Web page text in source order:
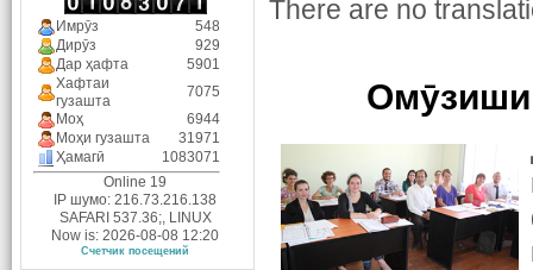
Имрӯз
548
Дирӯз
929
Дар ҳафта
5901
Хафтаи
гузашта
7075
Моҳ
6944
Моҳи гузашта
31971
Ҳамагӣ
1083071
Online 19
IP шумо: 216.73.216.138
SAFARI 537.36;, LINUX
Now is: 2026-08-08 12:20
Счетчик посещений
There are no
Омӯзиши